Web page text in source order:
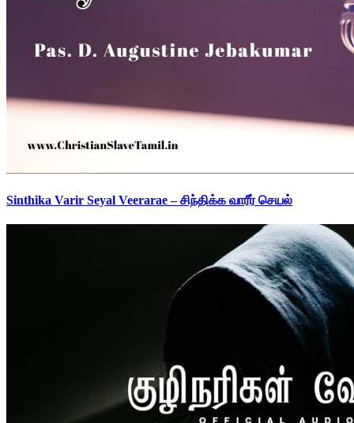
Sinthika Varir Seyal Veerarae – சிந்திக்க வாரீர் செயல்